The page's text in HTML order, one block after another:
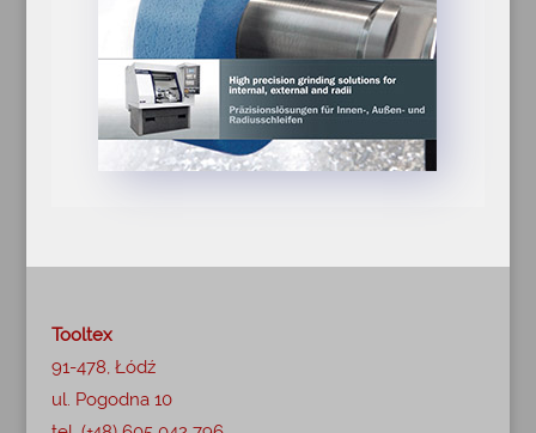
Tooltex
91-478, Łódź
ul. Pogodna 10